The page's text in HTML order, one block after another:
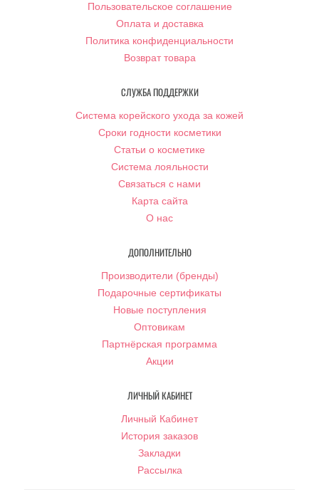
Пользовательское соглашение
Оплата и доставка
Политика конфиденциальности
Возврат товара
СЛУЖБА ПОДДЕРЖКИ
Система корейского ухода за кожей
Сроки годности косметики
Статьи о косметике
Система лояльности
Связаться с нами
Карта сайта
О нас
ДОПОЛНИТЕЛЬНО
Производители (бренды)
Подарочные сертификаты
Новые поступления
Оптовикам
Партнёрская программа
Акции
ЛИЧНЫЙ КАБИНЕТ
Личный Кабинет
История заказов
Закладки
Рассылка